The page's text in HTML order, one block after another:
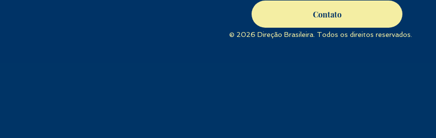
Contato
© 2026 Direção Brasileira. Todos os direitos reservados.